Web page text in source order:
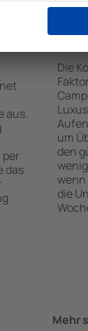
aus.
das
Die
um
den
wenn
die
Mehr